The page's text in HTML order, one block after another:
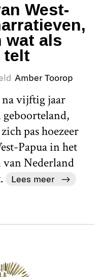
West-
wat als
telt
Amber Toorop
na vijftig jaar
pas hoezeer
Papua in het
van Nederland
Lees meer